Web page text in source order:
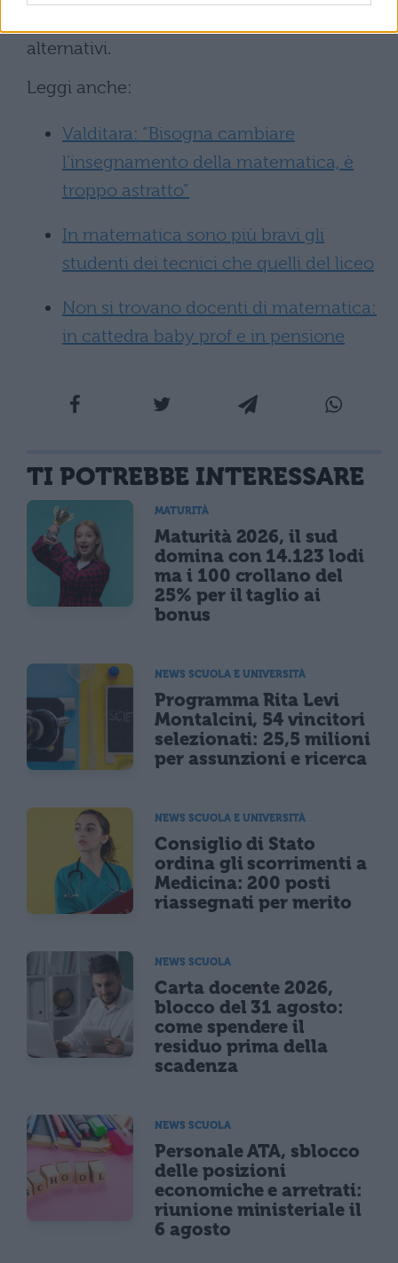
alternativi.
Leggi anche:
Valditara: “Bisogna cambiare
l’insegnamento della matematica, è
troppo astratto”
In matematica sono più bravi gli
studenti dei tecnici che quelli del liceo
Non si trovano docenti di matematica:
in cattedra baby prof e in pensione
TI POTREBBE INTERESSARE
MATURITÀ
Maturità 2026, il sud
domina con 14.123 lodi
ma i 100 crollano del
25% per il taglio ai
bonus
NEWS SCUOLA E UNIVERSITÀ
Programma Rita Levi
Montalcini, 54 vincitori
selezionati: 25,5 milioni
per assunzioni e ricerca
NEWS SCUOLA E UNIVERSITÀ
Consiglio di Stato
ordina gli scorrimenti a
Medicina: 200 posti
riassegnati per merito
NEWS SCUOLA
Carta docente 2026,
blocco del 31 agosto:
come spendere il
residuo prima della
scadenza
NEWS SCUOLA
Personale ATA, sblocco
delle posizioni
economiche e arretrati:
riunione ministeriale il
6 agosto